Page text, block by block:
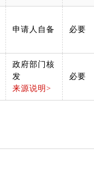
申请人自备 必要
政府部门核
发
来源说明>
必要